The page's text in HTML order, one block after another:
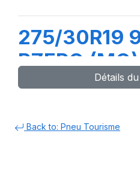
275/30R19
PZERO (MO)
Détails
Back to: Pneu Tourisme